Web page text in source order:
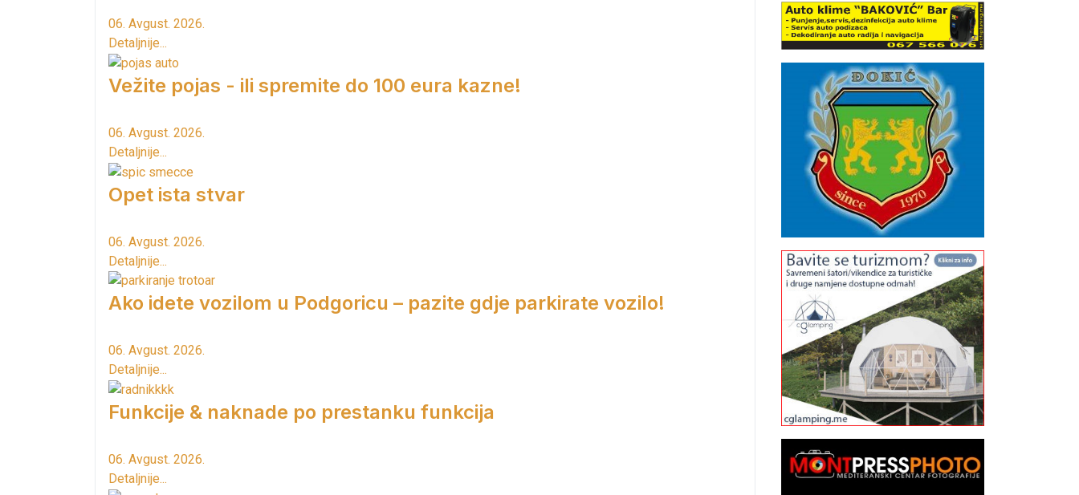
06. Avgust. 2026.
Detaljnije...
Vežite pojas - ili spremite do 100 eura kazne!
06. Avgust. 2026.
Detaljnije...
Opet ista stvar
06. Avgust. 2026.
Detaljnije...
Ako idete vozilom u Podgoricu – pazite gdje parkirate vozilo!
06. Avgust. 2026.
Detaljnije...
Funkcije & naknade po prestanku funkcija
06. Avgust. 2026.
Detaljnije...